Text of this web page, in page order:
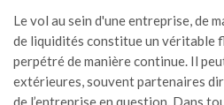
Le vol au sein d'une entreprise, de
de liquidités constitue un véritable
perpétré de manière continue. Il
extérieures, souvent partenaires
de l’entreprise en question. Dans